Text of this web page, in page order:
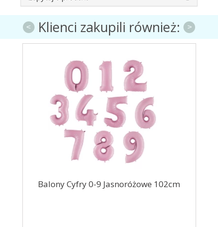
Klienci zakupili również:
Balony Cyfry 0-9 Jasnoróżowe 102cm
< >